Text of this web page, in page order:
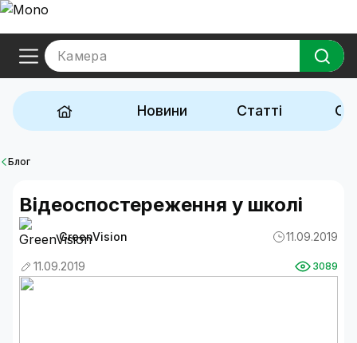
Камера
Новини Статті
Блог
Відеоспостереження у школі
GreenVision 11.09.2019
11.09.2019 3089